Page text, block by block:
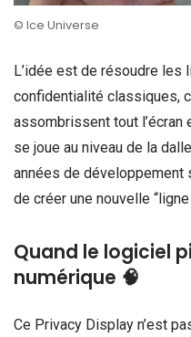
© Ice Universe
L’idée est de résoudre
confidentialité classiques,
assombrissent tout l’écran
se joue au niveau de la
années de développement
de créer une nouvelle
Quand le logiciel
numérique 🧠
Ce Privacy Display n’est